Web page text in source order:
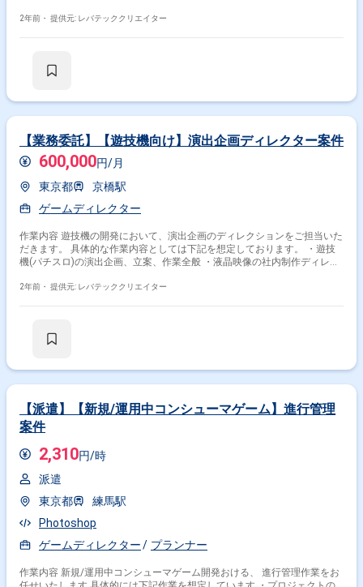
戦略設計 ・ゲーム開発現場で発生する事案の課題解決 ほか ※ご経験によ
2年前・ 提供元: レバテッククリエイター
【業務委託】【遊技機向け】演出企画ディレクター案件
600,000円/月
東京都
京橋駅
ゲームディレクター
作業内容 遊技機の開発において、演出企画のディレクションをご担当いた
だきます。 具体的な作業内容としては下記を想定しております。 ・遊技
機(パチスロ)の演出企画、立案、作業全般 ・液晶映像の社内制作ディレク
2年前・ 提供元: レバテッククリエイター
【派遣】【新規/運用中コンシューマゲーム】進行管理
案件
2,310円/時
派遣
東京都
練馬駅
Photoshop
ゲームディレクター
プランナー
作業内容 新規/運用中コンシューマゲーム開発おける、 進行管理作業をお